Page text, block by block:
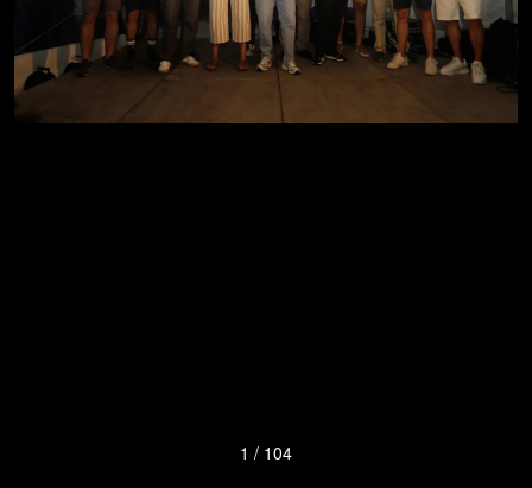
1 / 104